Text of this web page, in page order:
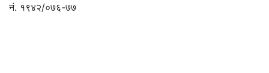
नं. १९४२/०७६-७७